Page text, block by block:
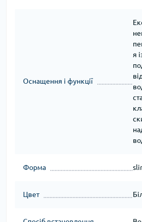
Оснащення і функції
я
Форма
Цвет